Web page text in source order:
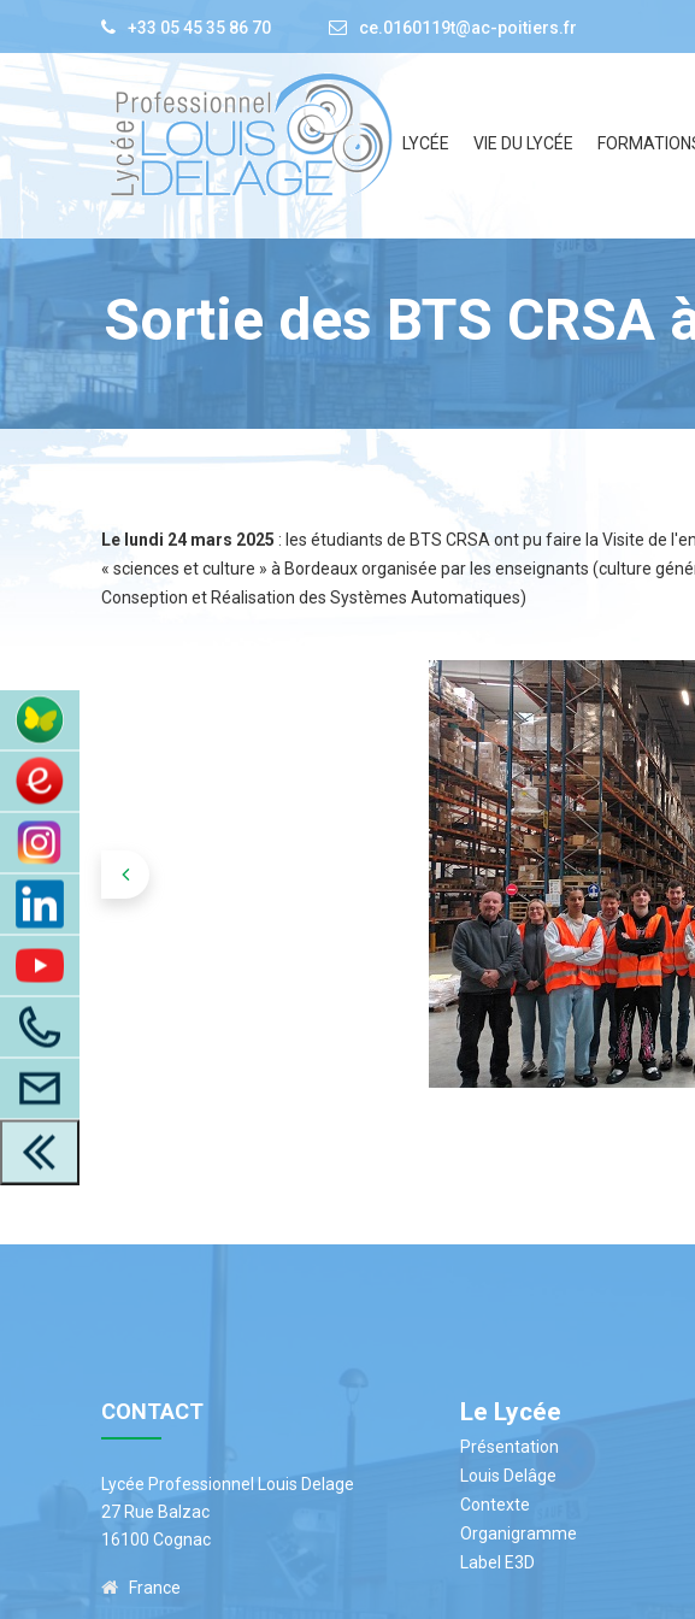
+33 05 45 35 86 70 ce.0160119t@ac-poitiers.fr
LYCÉE VIE DU LYCÉE
Sortie des BTS CRSA
Le lundi 24 mars 2025 : les étudiants de BTS CRSA ont pu faire la Visite de
« sciences et culture » à Bordeaux organisée par les enseignants (culture
Conseption et Réalisation des Systèmes Automatiques)
CONTACT
Lycée Professionnel Louis Delage
27 Rue Balzac
16100 Cognac
France
Le Lycée
Présentation
Louis Delâge
Contexte
Organigramme
Label E3D